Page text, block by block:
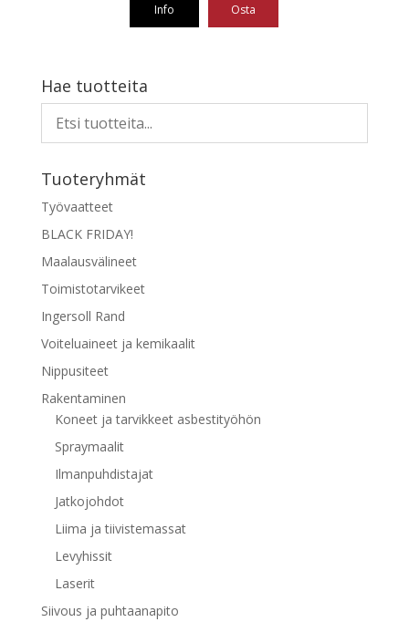
Info Osta
Hae tuotteita
Tuoteryhmät
Työvaatteet
BLACK FRIDAY!
Maalausvälineet
Toimistotarvikeet
Ingersoll Rand
Voiteluaineet ja kemikaalit
Nippusiteet
Rakentaminen
Koneet ja tarvikkeet asbestityöhön
Spraymaalit
Ilmanpuhdistajat
Jatkojohdot
Liima ja tiivistemassat
Levyhissit
Laserit
Siivous ja puhtaanapito